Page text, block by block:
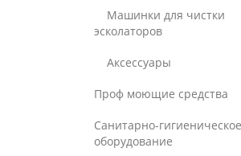
Машинки для чистки
эсколаторов
Аксессуары
Проф моющие средства
Санитарно-гигиеническое
оборудование